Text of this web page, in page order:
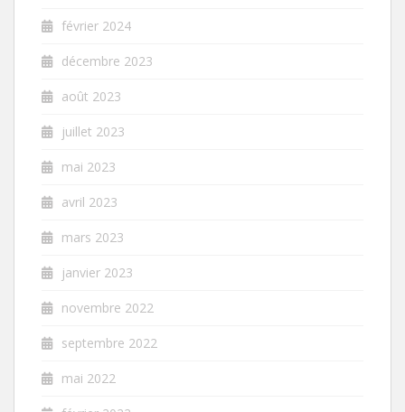
février 2024
décembre 2023
août 2023
juillet 2023
mai 2023
avril 2023
mars 2023
janvier 2023
novembre 2022
septembre 2022
mai 2022